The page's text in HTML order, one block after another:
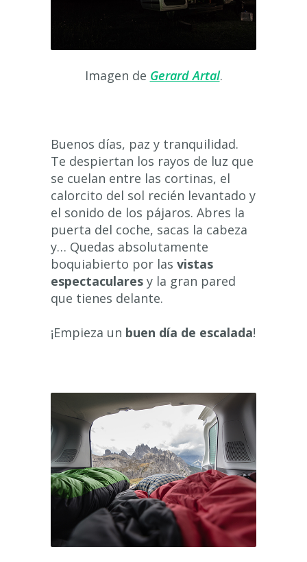
Imagen de Gerard Artal.
Buenos días, paz y tranquilidad.
Te despiertan los rayos de luz que
se cuelan entre las cortinas, el
calorcito del sol recién levantado y
el sonido de los pájaros. Abres la
puerta del coche, sacas la cabeza
y… Quedas absolutamente
boquiabierto por las vistas
espectaculares y la gran pared
que tienes delante.
¡Empieza un buen día de escalada!